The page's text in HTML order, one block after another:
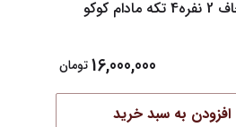
سرویس کاورلحاف 2 نفره4 تکه مادام کوکو
16,000,000تومان
افزودن به سبد خرید